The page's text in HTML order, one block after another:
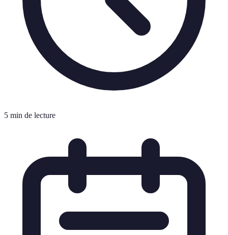
5 min de lecture